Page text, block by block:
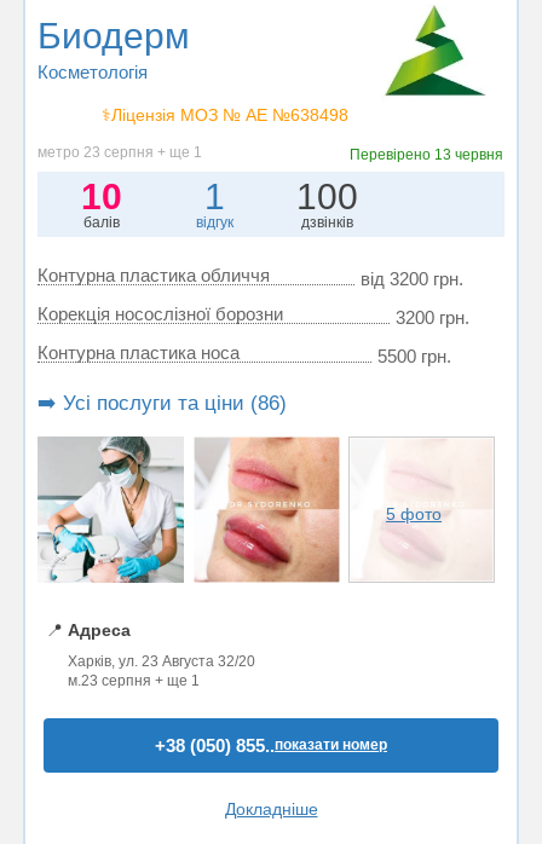
Биодерм
Косметологія
⚕️Ліцензія МОЗ № АЕ №638498
метро 23 серпня + ще 1 Перевірено 13 червня
10
балів
1
відгук
100
дзвінків
Контурна пластика обличчя
від 3200 грн.
Корекція носослізної борозни
3200 грн.
Контурна пластика носа
5500 грн.
➡️ Усі послуги та ціни (86)
5 фото
📍 Адреса
Харків, ул. 23 Августа 32/20
м.23 серпня + ще 1
+38 (050) 855..показати номер
Докладніше